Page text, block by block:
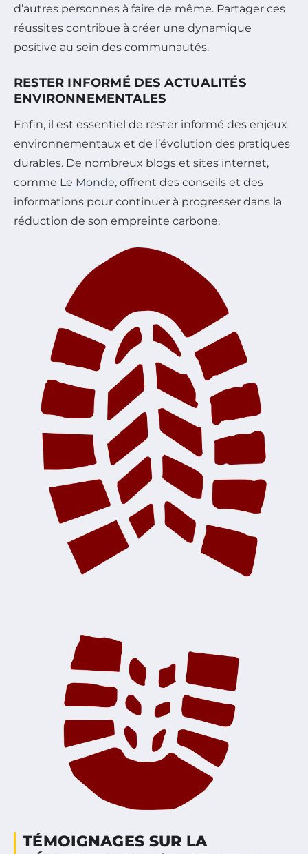
d’autres personnes à faire de même. Partager ces
réussites contribue à créer une dynamique
positive au sein des communautés.
RESTER INFORMÉ DES ACTUALITÉS
ENVIRONNEMENTALES
Enfin, il est essentiel de rester informé des enjeux
environnementaux et de l’évolution des pratiques
durables. De nombreux blogs et sites internet,
comme Le Monde, offrent des conseils et des
informations pour continuer à progresser dans la
réduction de son empreinte carbone.
TÉMOIGNAGES SUR LA